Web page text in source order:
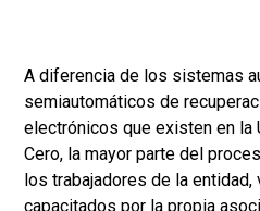
A diferencia de los sistemas
semiautomáticos de
electrónicos que existen en la
Cero, la mayor parte del
los trabajadores de la
capacitados por la propia